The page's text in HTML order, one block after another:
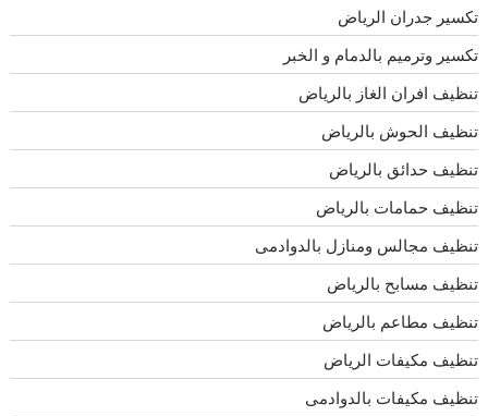
تكسير جدران الرياض
تكسير وترميم بالدمام و الخبر
تنظيف افران الغاز بالرياض
تنظيف الحوش بالرياض
تنظيف حدائق بالرياض
تنظيف حمامات بالرياض
تنظيف مجالس ومنازل بالدوادمى
تنظيف مسابح بالرياض
تنظيف مطاعم بالرياض
تنظيف مكيفات الرياض
تنظيف مكيفات بالدوادمى